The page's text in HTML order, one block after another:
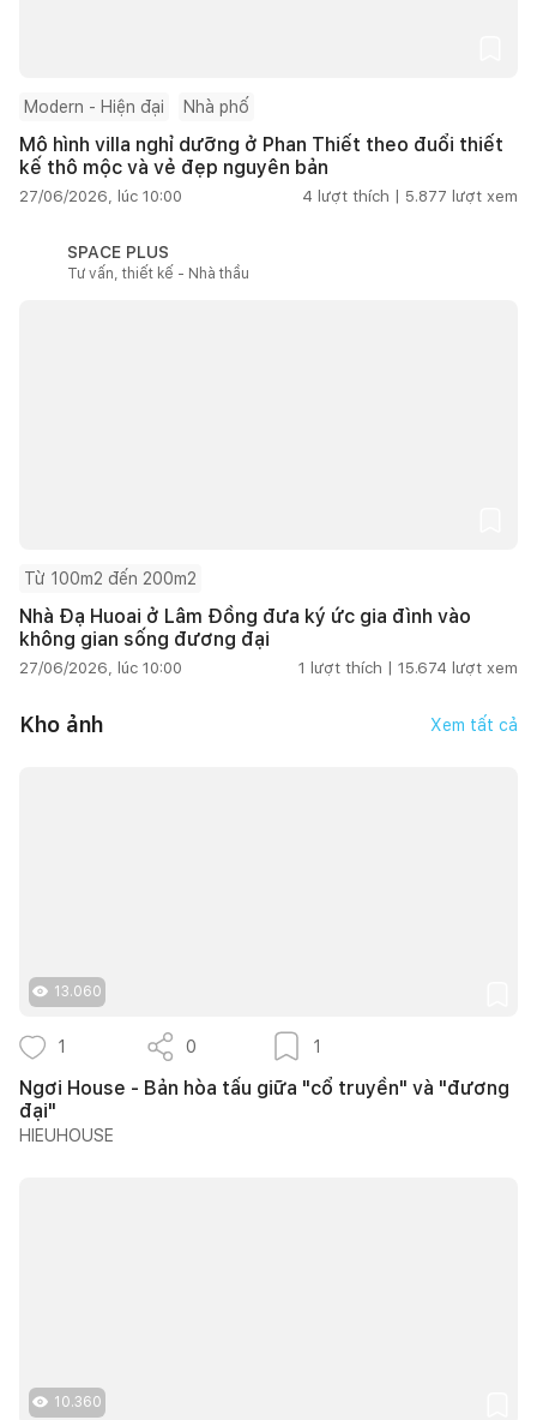
Modern - Hiện đại Nhà phố
Mô hình villa nghỉ dưỡng ở Phan Thiết theo đuổi thiết
kế thô mộc và vẻ đẹp nguyên bản
27/06/2026, lúc 10:00 4 lượt thích | 5.877 lượt xem
SPACE PLUS
Tư vấn, thiết kế - Nhà thầu
Từ 100m2 đến 200m2
Nhà Đạ Huoai ở Lâm Đồng đưa ký ức gia đình vào
không gian sống đương đại
27/06/2026, lúc 10:00 1 lượt thích | 15.674 lượt xem
Kho ảnh Xem tất cả
13.060
1 0 1
Ngơi House - Bản hòa tấu giữa "cổ truyền" và "đương
đại"
HIEUHOUSE
10.360